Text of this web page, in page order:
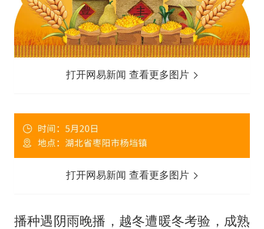
打开网易新闻 查看更多图片
打开网易新闻 查看更多图片
播种遇阴雨晚播，越冬遭暖冬考验，成熟